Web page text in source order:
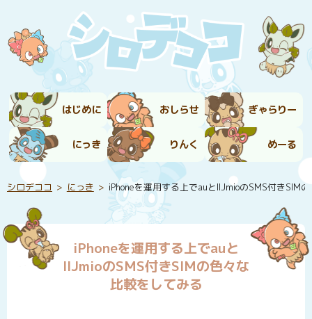
はじめに おしらせ ぎゃらりー
にっき りんく めーる
シロデココ にっき iPhoneを運用する上でauとIIJmioのSMS付きSIM
iPhoneを運用する上でauと
IIJmioのSMS付きSIMの色々な
比較をしてみる